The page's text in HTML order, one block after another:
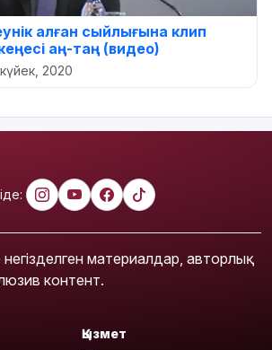
алған сыйлығына клип
аң-таң (видео)
2020
материалдар, авторлық
контент.
Қызмет